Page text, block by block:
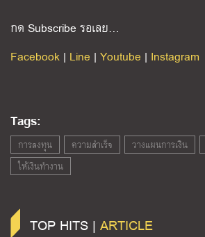
กด Subscribe รอเลย…
Facebook | Line | Youtube | Instagram
Tags:
การลงทุน ความสำเร็จ วางแผนการเงิน
ให้เงินทำงาน
TOP HITS | ARTICLE